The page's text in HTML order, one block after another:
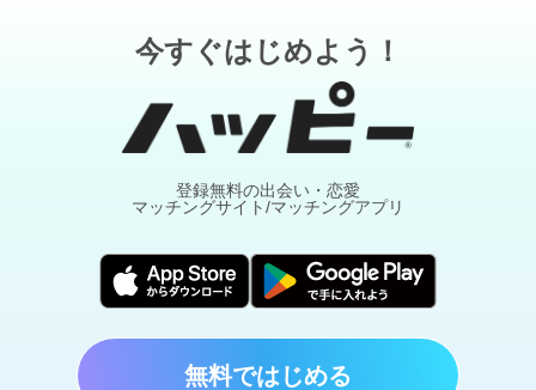
今すぐはじめよう！
登録無料の出会い・恋愛
マッチングサイト/マッチングアプリ
無料ではじめる